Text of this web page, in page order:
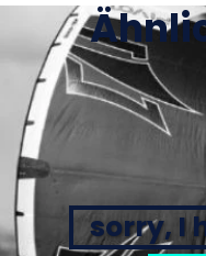
sorry, I